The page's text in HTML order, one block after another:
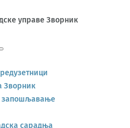
управе Зворник
Зворник
запошљавање
сарадња